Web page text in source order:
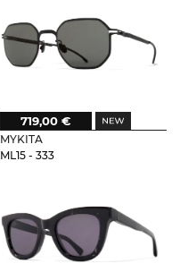
MYKITA
ML15 - 333
719,00 €